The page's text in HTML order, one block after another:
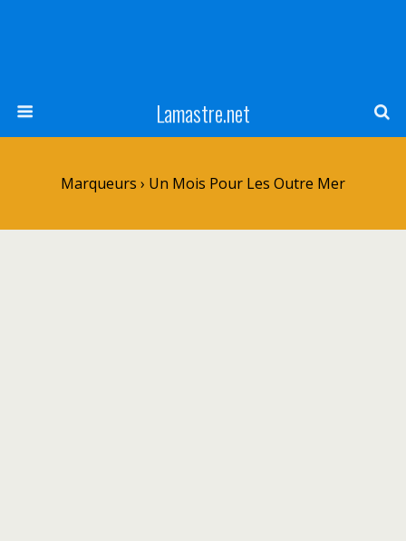
Lamastre.net
Marqueurs › Un Mois Pour Les Outre Mer